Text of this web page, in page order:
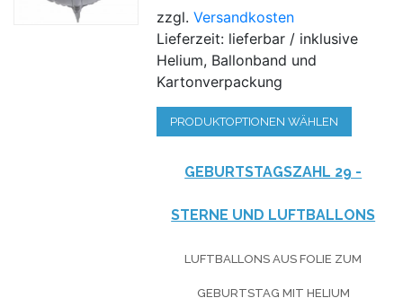
zzgl.Versandkosten
Lieferzeit: lieferbar / inklusive
Helium, Ballonband und
Kartonverpackung
PRODUKTOPTIONEN WÄHLEN
GEBURTSTAGSZAHL 29 -
STERNE UND LUFTBALLONS
LUFTBALLONS AUS FOLIE ZUM
GEBURTSTAG MIT HELIUM